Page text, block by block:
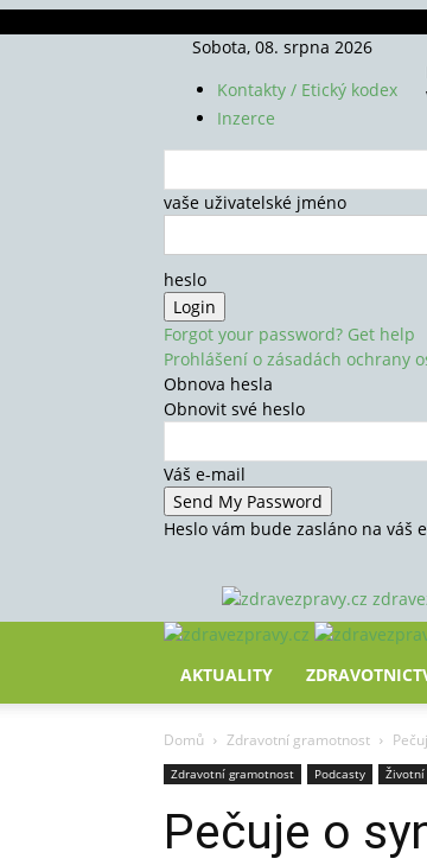
Sobota, 08. srpna 2026
Kontakty / Etický kodex
Inzerce
vaše uživatelské jméno
heslo
Forgot your password? Get help
Prohlášení o zásadách ochrany
Obnova hesla
Obnovit své heslo
Váš e-mail
Heslo vám bude zasláno na váš
AKTUALITY
Domů Zdravotní gramotnost
Zdravotní gramotnost Podcasty Životní
Pečuje o